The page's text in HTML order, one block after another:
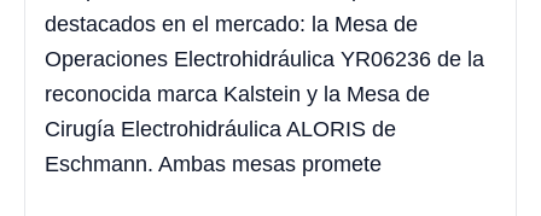
destacados en el mercado: la Mesa de
Operaciones Electrohidráulica YR06236 de la
reconocida marca Kalstein y la Mesa de
Cirugía Electrohidráulica ALORIS de
Eschmann. Ambas mesas promete